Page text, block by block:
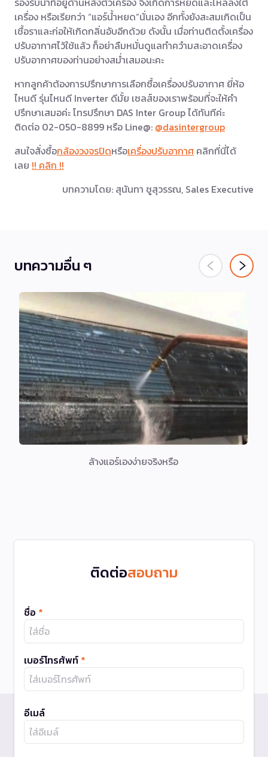
เครื่อง หรือเรียกว่า “แอร์น้ำหยด”นั่นเอง อีกทั้งยังสะสมเกิดเป็น
เชื้อราและก่อให้เกิดกลิ่นอับอีกด้วย ดังนั้น เมื่อท่านติดตั้งเครื่อง
ปรับอากาศไว้ใช้แล้ว ก็อย่าลืมหมั่นดูแลทำควำมสะอาดเครื่อง
ปรับอากาศของท่านอย่างสม่ำเสมอนะคะ
หากลูกค้าต้องการปรึกษาการเลือกซื้อเครื่องปรับอากาศ ยี่ห้อ
ไหนดี รุ่นไหนดี Inverter ดีมั้ย เซลส์ของเราพร้อมที่จะให้คำ
ปรึกษาเสมอค่ะ โทรปรึกษา DAS Inter Group ได้ทันทีค่ะ
ติดต่อ 02-050-8899 หรือ Line@: @dasintergroup
สนใจสั่งซื้อกล้องวงจรปิดหรือเครื่องปรับอากาศ คลิกที่นี่ได้
เลย !! คลิก !!
บทความโดย: สุนันทา ชูสุวรรณ, Sales Executive
บทความอื่น ๆ
ล้างแอร์เองง่ายจริงหรือ
ติดต่อสอบถาม
ชื่อ *
เบอร์โทรศัพท์ *
อีเมล์